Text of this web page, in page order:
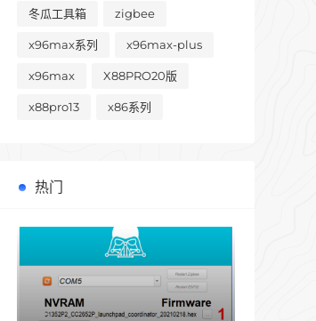
冬瓜工具箱 zigbee
x96max系列 x96max-plus
x96max X88PRO20版
x88pro13 x86系列
热门